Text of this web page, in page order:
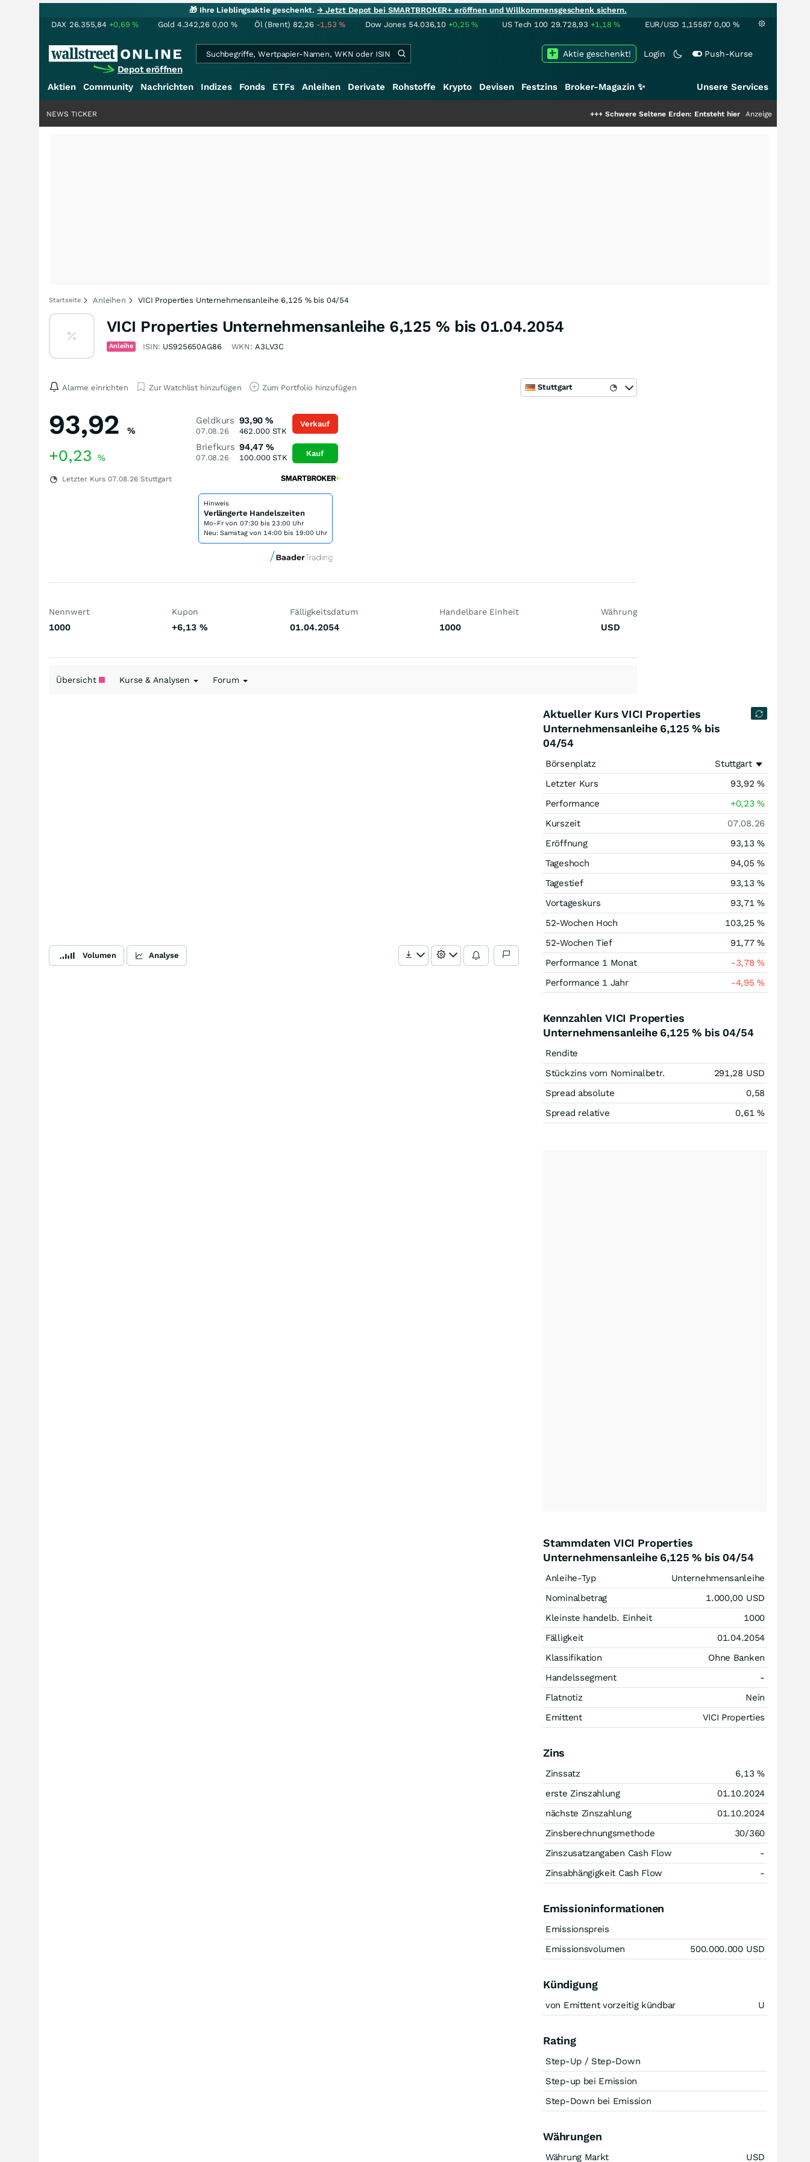
🎁 Ihre Lieblingsaktie geschenkt.→ Jetzt Depot bei SMARTBROKER+ eröffnen und Willkommensgeschenk sichern.
DAX 26.355,84 +0,69% Gold 4.342,26 0,00 % Öl (Brent) 82,26 -1,53% Dow Jones 54.036,10 +0,25% US Tech 100 29.728,93 +1,18% EUR/USD 1,15587 0,00 %
Depot eröffnen
Login Push-Kurse
Aktie geschenkt!
Aktien Community Nachrichten Indizes Fonds ETFs Anleihen Derivate Rohstoffe Krypto Devisen Festzins Broker-Magazin ✨ Unsere Services
Schwere Seltene Erden: Entsteht hier die nächste Milliardenstory?
Anzeige
NEWS TICKER
Startseite Anleihen VICI Properties Unternehmensanleihe 6,125 % bis 04/54
VICI Properties Unternehmensanleihe 6,125 % bis 01.04.2054
Anleihe ISIN: US925650AG86 WKN: A3LV3C
Alarme einrichten Zur Watchlist hinzufügen Zum Portfolio hinzufügen Stuttgart
93,92 %
+0,23 %
Letzter Kurs 07.08.26 Stuttgart
Geldkurs
07.08.26
93,90 %
462.000STK
Briefkurs
07.08.26
94,47 %
100.000STK
Verkauf
Kauf
Hinweis
Verlängerte Handelszeiten
Mo-Fr von 07:30 bis 23:00 Uhr
Neu: Samstag von 14:00 bis 19:00 Uhr
Nennwert
1000
Kupon
+6,13 %
Fälligkeitsdatum
01.04.2054
Handelbare Einheit
1000
Währung
USD
Übersicht Kurse & Analysen Forum
Volumen Analyse
Aktueller Kurs VICI Properties
Unternehmensanleihe 6,125 % bis
04/54
Börsenplatz
Stuttgart
Letzter Kurs
93,92 %
Performance
+0,23%
Kurszeit
07.08.26
Eröffnung
93,13 %
Tageshoch
94,05 %
Tagestief
93,13 %
Vortageskurs
93,71%
52-Wochen Hoch
103,25%
52-Wochen Tief
91,77%
Performance 1 Monat
-3,78%
Performance 1 Jahr
-4,95%
Kennzahlen VICI Properties
Unternehmensanleihe 6,125 % bis 04/54
Rendite
Stückzins vom Nominalbetr.
291,28 USD
Spread absolute
0,58
Spread relative
0,61 %
Stammdaten VICI Properties
Unternehmensanleihe 6,125 % bis 04/54
Anleihe-Typ
Unternehmensanleihe
Nominalbetrag
1.000,00 USD
Kleinste handelb. Einheit
1000
Fälligkeit
01.04.2054
Klassifikation
Ohne Banken
Handelssegment
-
Flatnotiz
Nein
Emittent
VICI Properties
Zins
Zinssatz 6,13 %
erste Zinszahlung
01.10.2024
nächste Zinszahlung
01.10.2024
Zinsberechnungsmethode
30/360
Zinszusatzangaben Cash Flow
-
Zinsabhängigkeit Cash Flow
-
Emissioninformationen
Emissionspreis
Emissionsvolumen
500.000.000 USD
Kündigung
von Emittent vorzeitig kündbar U
Rating
Step-Up / Step-Down
Step-up bei Emission
Step-Down bei Emission
Währungen
Währung Markt USD